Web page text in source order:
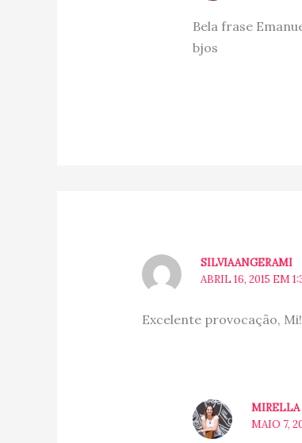
Bela frase
bjos
SILVIAANGERAMI
ABRIL 16, 2015 EM
Excelente provocação,
MAIO 7,